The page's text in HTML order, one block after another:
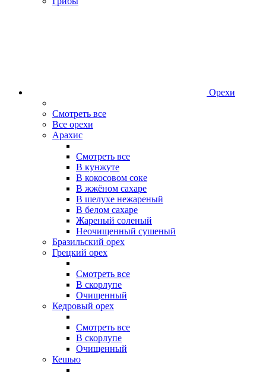
Орехи
Смотреть все
Все орехи
Арахис
Смотреть все
В кунжуте
В кокосовом соке
В жжёном сахаре
В шелухе нежареный
В белом сахаре
Жареный соленый
Неочищенный сушеный
Бразильский орех
Грецкий орех
Смотреть все
В скорлупе
Очищенный
Кедровый орех
Смотреть все
В скорлупе
Очищенный
Кешью